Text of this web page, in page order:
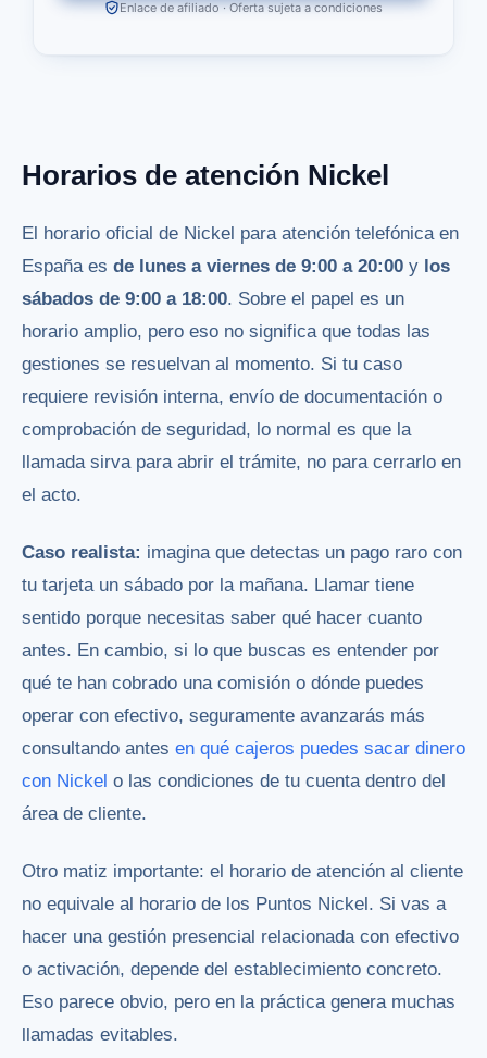
Enlace de afiliado · Oferta sujeta a condiciones
Horarios de atención Nickel
El horario oficial de Nickel para atención telefónica en
España es de lunes a viernes de 9:00 a 20:00 y los
sábados de 9:00 a 18:00. Sobre el papel es un
horario amplio, pero eso no significa que todas las
gestiones se resuelvan al momento. Si tu caso
requiere revisión interna, envío de documentación o
comprobación de seguridad, lo normal es que la
llamada sirva para abrir el trámite, no para cerrarlo en
el acto.
Caso realista: imagina que detectas un pago raro con
tu tarjeta un sábado por la mañana. Llamar tiene
sentido porque necesitas saber qué hacer cuanto
antes. En cambio, si lo que buscas es entender por
qué te han cobrado una comisión o dónde puedes
operar con efectivo, seguramente avanzarás más
consultando antes en qué cajeros puedes sacar dinero
con Nickel o las condiciones de tu cuenta dentro del
área de cliente.
Otro matiz importante: el horario de atención al cliente
no equivale al horario de los Puntos Nickel. Si vas a
hacer una gestión presencial relacionada con efectivo
o activación, depende del establecimiento concreto.
Eso parece obvio, pero en la práctica genera muchas
llamadas evitables.